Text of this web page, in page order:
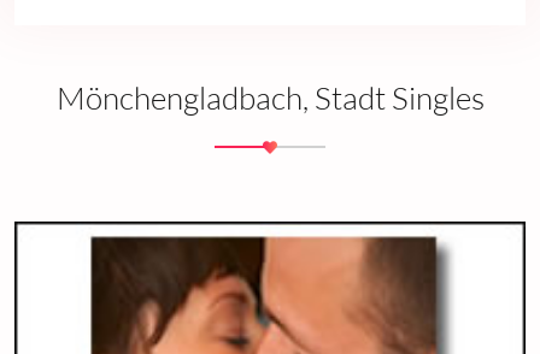
Mönchengladbach, Stadt Singles